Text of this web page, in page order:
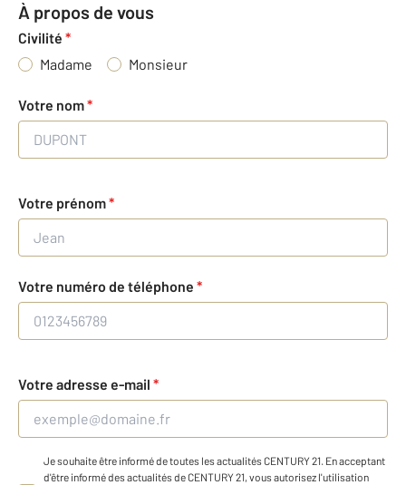
À propos de vous
Civilité *
Madame
Monsieur
Votre nom*
Votre prénom*
Votre numéro de téléphone *
Votre adresse e-mail *
Je souhaite être informé de toutes les actualités CENTURY 21. En acceptant
d'être informé des actualités de CENTURY 21, vous autorisez l'utilisation